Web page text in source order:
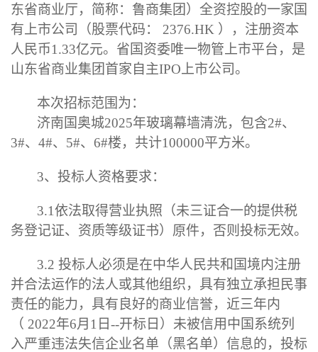
东省商业厅，简称：鲁商集团）全资控股的一家国
有上市公司（股票代码：
2376.HK ），注册资本
人民币1.33亿元。省国资委唯一物管上市平台，是
山东省商业集团首家自主IPO 上市公司。
本次招标范围为：
济南国奥城2025年玻璃幕墙清洗，包含2#、
3#、 4#、 5#、 6#楼，共计100000平方米。
3、 投标人资格要求：
3.1依法取得营业执照（未三证合一的提供税
务登记证、资质等级证书）原件，否则投标无效。
3.2 投标人必须是在中华人民共和国境内注册
并合法运作的法人或其他组织，具有独立承担民事
责任的能力，具有良好的商业信誉，近三年内
（ 2022年6月 1 日--开标日）未被信用中国系统列
入严重违法失信企业名单（黑名单）信息的，投标